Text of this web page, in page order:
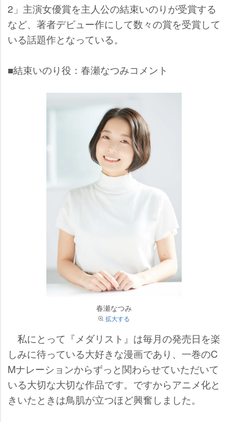
2」主演女優賞を主人公の結束いのりが受賞する
など、著者デビュー作にして数々の賞を受賞して
いる話題作となっている。
■結束いのり役：春瀬なつみコメント
春瀬なつみ
拡大する
私にとって『メダリスト』は毎月の発売日を楽
しみに待っている大好きな漫画であり、一巻のC
Mナレーションからずっと関わらせていただいて
いる大切な大切な作品です。ですからアニメ化と
きいたときは鳥肌が立つほど興奮しました。